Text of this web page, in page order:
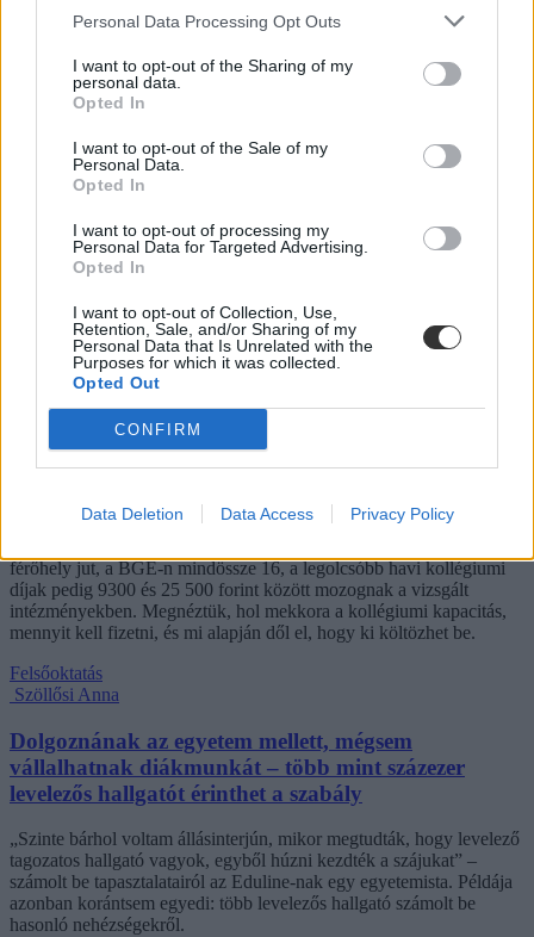
Personal Data Processing Opt Outs
I want to opt-out of the Sharing of my
personal data.
Opted In
I want to opt-out of the Sale of my
Personal Data.
Opted In
I want to opt-out of processing my
Personal Data for Targeted Advertising.
Opted In
I want to opt-out of Collection, Use,
Retention, Sale, and/or Sharing of my
Personal Data that Is Unrelated with the
Purposes for which it was collected.
Opted Out
CONFIRM
Data Deletion Data Access Privacy Policy
kétnyelvű vizsgákon
nyelvtanulás
euroexam
nyelvoktatás
nyelvtani teszt nyelvvizsga
Hozzászólások
Több mint kétszer annyi diák jutott be a
felsőoktatásba, mint ahány kollégiumi férőhely
összesen van
Nemcsak abban vannak jelentős különbségek az egyetemek között,
hogy hány kollégiumi férőhely jut a hallgatókra, a térítési díj összege
férőhely jut, a BGE-n mindössze 16, a legolcsóbb havi kollégiumi
díjak pedig 9300 és 25 500 forint között mozognak a vizsgált
intézményekben. Megnéztük, hol mekkora a kollégiumi kapacitás,
mennyit kell fizetni, és mi alapján dől el, hogy ki költözhet be.
Felsőoktatás
Szöllősi Anna
Dolgoznának az egyetem mellett, mégsem
vállalhatnak diákmunkát – több mint százezer
levelezős hallgatót érinthet a szabály
„Szinte bárhol voltam állásinterjún, mikor megtudták, hogy levelező
tagozatos hallgató vagyok, egyből húzni kezdték a szájukat” –
számolt be tapasztalatairól az Eduline-nak egy egyetemista. Példája
azonban korántsem egyedi: több levelezős hallgató számolt be
hasonló nehézségekről.